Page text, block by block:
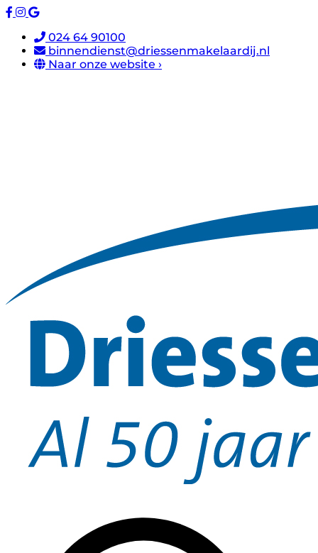
024 64 90100
binnendienst@driessenmakelaardij.nl
Naar onze website ›